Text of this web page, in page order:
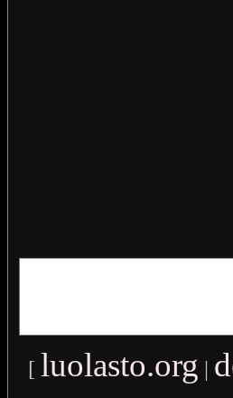
[ luolasto.org |